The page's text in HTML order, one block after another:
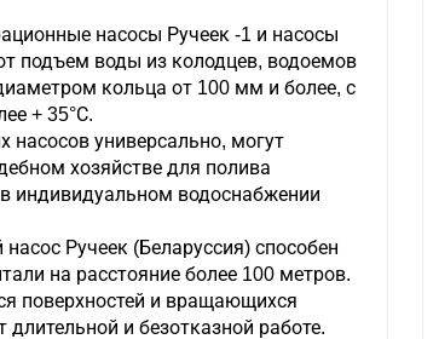
насосы Ручеек -1 и насосы
подъем воды из колодцев, водоемов
кольца от 100 мм и более, с
+ 35°С.
насосов универсально, могут
хозяйстве для полива
индивидуальном водоснабжении
Ручеек (Беларуссия) способен
на расстояние более 100 метров.
поверхностей и вращающихся
длительной и безотказной работе.